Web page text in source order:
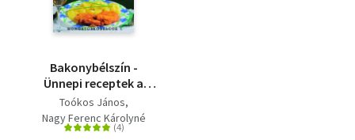
Bakonybélszín -
Ünnepi receptek a
monostori konyháról
- Monostorkosságok
1.
Toókos János
Nagy Ferenc Károlyné